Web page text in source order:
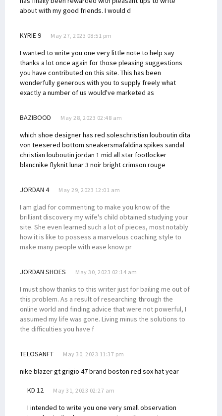
about with my good friends. I would d
KYRIE 9 May 27, 2023 08:51 pm
I wanted to write you one very little note to help say
thanks a lot once again for those pleasing suggestions
you have contributed on this site. This has been
wonderfully generous with you to supply freely what
exactly a number of us would've marketed as
BAZIBOOD May 28, 2023 02:48 am
which shoe designer has red soleschristian louboutin dita
von teesered bottom sneakersmafaldina spikes sandal
christian louboutin jordan 1 mid all star footlocker
blancnike flyknit lunar 3 noir bright crimson rouge
JORDAN 4 May 29, 2023 12:01 am
I am glad for commenting to make you know of the
brilliant discovery my wife's child obtained studying your
site. She even learned such a lot of pieces, most notably
how it is like to possess a marvelous coaching style to
make many people with ease know pr
JORDAN SHOES May 30, 2023 02:14 am
I must show thanks to this writer just for bailing me out of
this problem. As a result of researching through the
online world and finding advice that were not powerful, I
assumed my life was gone. Living minus the solutions to
the difficulties you have f
TELOSANFT May 30, 2023 11:37 pm
nike blazer gt grigio 47 brand boston red sox hat year
KD 12 May 31, 2023 02:27 am
I intended to write you one very small observation